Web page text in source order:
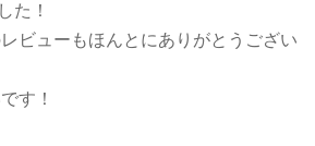
た！
ビューもほんとにありがとうござい
す！